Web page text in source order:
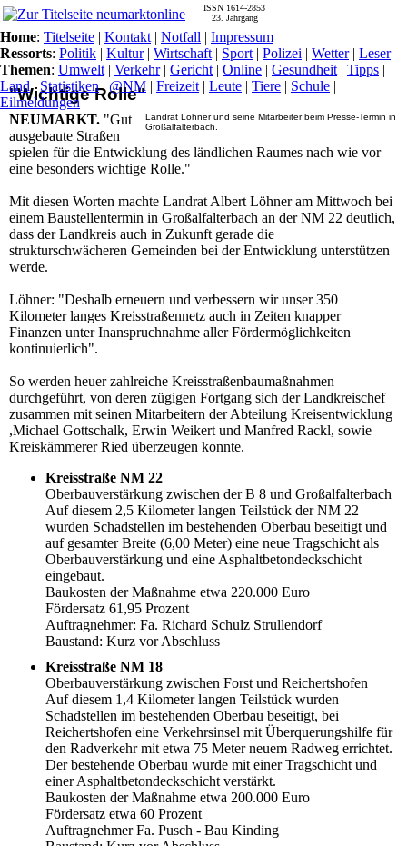
"Wichtige Rolle"
Landrat Löhner und seine Mitarbeiter beim Presse-Termin in
Großalfalterbach.
NEUMARKT. "Gut
ausgebaute Straßen
spielen für die Entwicklung des ländlichen Raumes nach wie vor
eine besonders wichtige Rolle."
Mit diesen Worten machte Landrat Albert Löhner am Mittwoch bei
einem Baustellentermin in Großalfalterbach an der NM 22 deutlich,
dass der Landkreis auch in Zukunft gerade die
strukturschwächeren Gemeinden bei der Entwicklung unterstützen
werde.
Löhner: "Deshalb erneuern und verbessern wir unser 350
Kilometer langes Kreisstraßennetz auch in Zeiten knapper
Finanzen unter Inanspruchnahme aller Fördermöglichkeiten
kontinuierlich".
So werden heuer zahlreiche Kreisstraßenbaumaßnahmen
durchgeführt, von deren zügigen Fortgang sich der Landkreischef
zusammen mit seinen Mitarbeitern der Abteilung Kreisentwicklung
,Michael Gottschalk, Erwin Weikert und Manfred Rackl, sowie
Kreiskämmerer Ried überzeugen konnte.
Kreisstraße NM 22
Oberbauverstärkung zwischen der B 8 und Großalfalterbach
Auf diesem 2,5 Kilometer langen Teilstück der NM 22
wurden Schadstellen im bestehenden Oberbau beseitigt und
auf gesamter Breite (6,00 Meter) eine neue Tragschicht als
Oberbauverstärkung und eine Asphaltbetondeckschicht
eingebaut.
Baukosten der Maßnahme etwa 220.000 Euro
Fördersatz 61,95 Prozent
Auftragnehmer: Fa. Richard Schulz Strullendorf
Baustand: Kurz vor Abschluss
Kreisstraße NM 18
Oberbauverstärkung zwischen Forst und Reichertshofen
Auf diesem 1,4 Kilometer langen Teilstück wurden
Schadstellen im bestehenden Oberbau beseitigt, bei
Reichertshofen eine Verkehrsinsel mit Überquerungshilfe für
den Radverkehr mit etwa 75 Meter neuem Radweg errichtet.
Der bestehende Oberbau wurde mit einer Tragschicht und
einer Asphaltbetondeckschicht verstärkt.
Baukosten der Maßnahme etwa 200.000 Euro
Fördersatz etwa 60 Prozent
Auftragnehmer Fa. Pusch - Bau Kinding
ISSN 1614-2853
23. Jahrgang
Home: Titelseite | Kontakt | Notfall | Impressum
Ressorts: Politik | Kultur| Wirtschaft | Sport | Polizei | Wetter| Leser
Themen: Umwelt | Verkehr| Gericht | Online | Gesundheit | Tipps |
Land| Statistiken| @NM | Freizeit | Leute | Tiere | Schule |
Eilmeldungen